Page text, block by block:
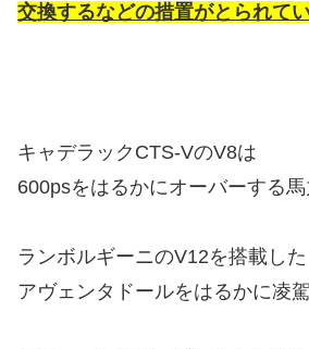
交換するなどの措置がとられて
キャデラックCTS-VのV8は
600psをはるかにオーバーする馬
ランボルギーニのV12を搭載した
アヴェンタドールをはるかに凌